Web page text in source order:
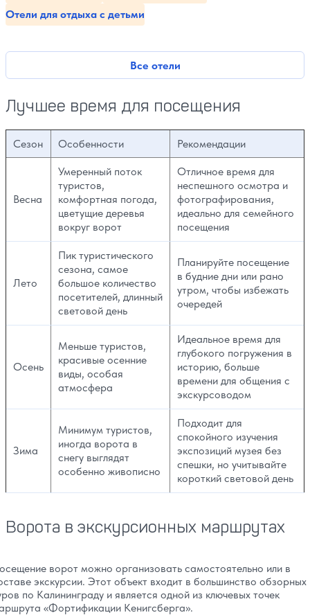
Все отели
Отели для отдыха с детьми
Лучшее время для посещения
Сезон Особенности Рекомендации
Весна
Умеренный поток
туристов,
комфортная погода,
цветущие деревья
вокруг ворот
Отличное время для
неспешного осмотра и
фотографирования,
идеально для семейного
посещения
Лето
Пик туристического
сезона, самое
большое количество
посетителей, длинный
световой день
Планируйте посещение
в будние дни или рано
утром, чтобы избежать
очередей
Осень
Меньше туристов,
красивые осенние
виды, особая
атмосфера
Идеальное время для
глубокого погружения в
историю, больше
времени для общения с
экскурсоводом
Зима
Минимум туристов,
иногда ворота в
снегу выглядят
особенно живописно
Подходит для
спокойного изучения
экспозиций музея без
спешки, но учитывайте
короткий световой день
Ворота в экскурсионных маршрутах
ворот можно организовать самостоятельно или в
экскурсии. Этот объект входит в большинство обзорных
по Калининграду и является одной из ключевых точек
«Фортификации Кенигсберга».